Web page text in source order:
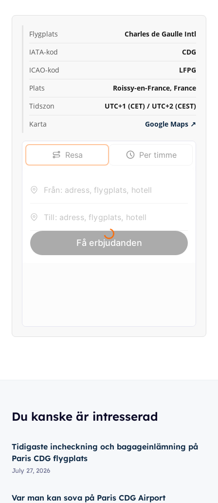
Flygplats
Charles de Gaulle Intl
IATA-kod
CDG
ICAO-kod
LFPG
Plats
Roissy-en-France, France
Tidszon
UTC+1 (CET) / UTC+2 (CEST)
Karta
Google Maps ↗
Du kanske är intresserad
Tidigaste incheckning och bagageinlämning på
Paris CDG flygplats
July 27, 2026
Var man kan sova på Paris CDG Airport